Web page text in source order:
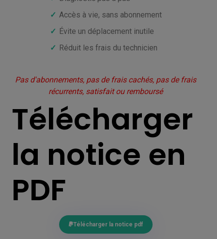
✓ Accès à vie, sans abonnement
✓ Évite un déplacement inutile
✓ Réduit les frais du technicien
Pas d'abonnements, pas de frais cachés, pas de frais
récurrents, satisfait ou remboursé
Télécharger
la notice en
PDF
Télécharger la notice pdf